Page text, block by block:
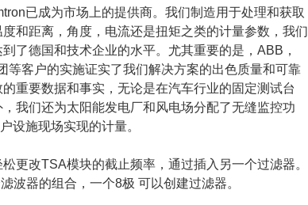
已成为市场上的提供商。我们制造用于处理和获取
和距离，角度，电流还是扭矩之类的计量参数，我们
了德国和技术企业的水平。尤其重要的是， ABB ，
等客户的实施证实了我们解决方案的出色质量和可靠
重要数据和事实，无论是在汽车行业的固定测试台
我们还为太阳能发电厂和风电场分配了无缝监控功
设施现场实现的计量。
更改TSA模块的截止频率，通过插入另一个过滤器。
波器的组合，一个8极 可以创建过滤器。